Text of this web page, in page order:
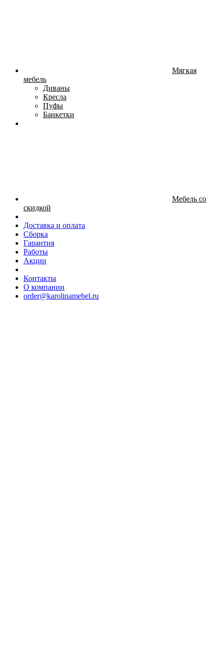
Мягкая
мебель
Диваны
Кресла
Пуфы
Банкетки
Мебель со
скидкой
Доставка и оплата
Сборка
Гарантия
Работы
Акции
Контакты
О компании
order@karolinamebel.ru